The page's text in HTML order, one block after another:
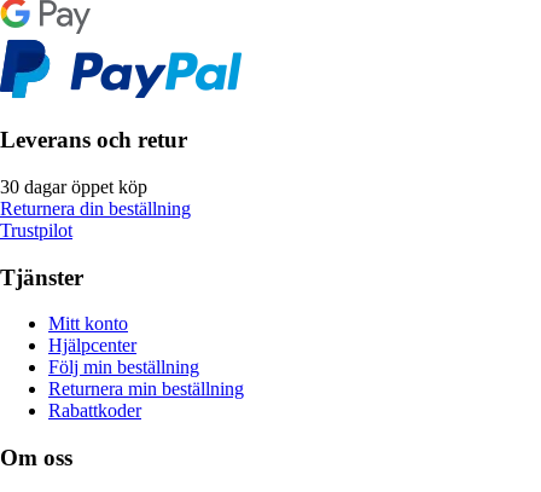
Leverans och retur
30 dagar öppet köp
Returnera din beställning
Trustpilot
Tjänster
Mitt konto
Hjälpcenter
Följ min beställning
Returnera min beställning
Rabattkoder
Om oss